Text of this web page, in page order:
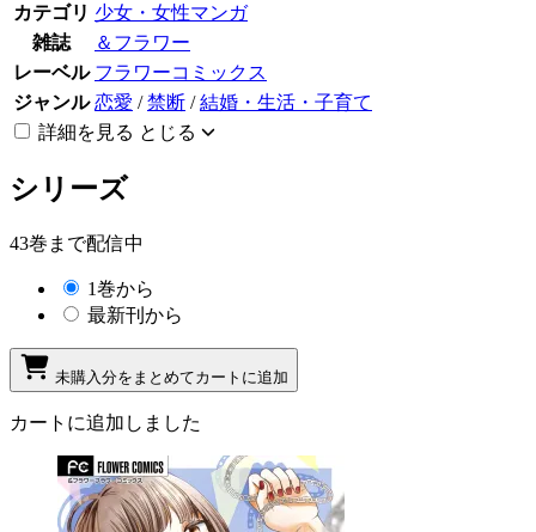
カテゴリ 少女・女性マンガ
雑誌
＆フラワー
レーベル フラワーコミックス
ジャンル 恋愛 /禁断 /結婚・生活・子育て
詳細を見る とじる
シリーズ
43巻まで配信中
1巻から
最新刊から
未購入分をまとめてカートに追加
カートに追加しました